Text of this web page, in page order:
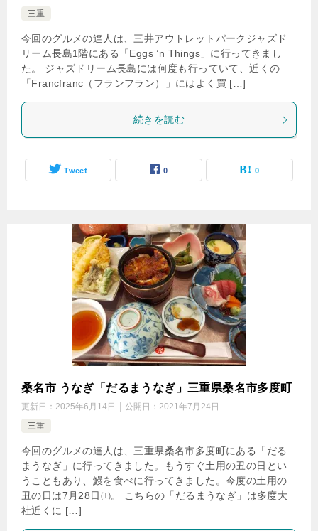
三重
今回のグルメの達人は、三井アウトレットパークジャズド
リーム長島1階にある「Eggs ’n Things」に行ってきまし
た。 ジャズドリーム長島には何度も行っていて、近くの
「Francfranc（フランフラン）」にはよく買 […]
続きを読む
Tweet 0 0
桑名市 うなぎ「だるまうなぎ」三重県桑名市多度町
更新日： 2025年6月14日 公開日： 2021年7月24日
三重
今回のグルメの達人は、三重県桑名市多度町にある「だる
まうなぎ」に行ってきました。もうすぐ土用の丑の日とい
うこともあり、鰻を食べに行ってきました。今度の土用の
丑の日は7月28日㈯。 こちらの「だるまうなぎ」は多度大
社近くに […]